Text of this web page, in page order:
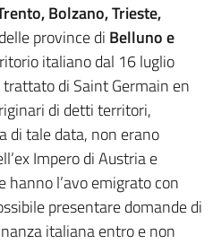
Bolzano, Trieste,
province di Belluno e
italiano dal 16 luglio
di Saint Germain en
di detti territori,
di tale data, non erano
Impero di Austria e
hanno l’avo emigrato con
presentare domande di
italiana entro e non